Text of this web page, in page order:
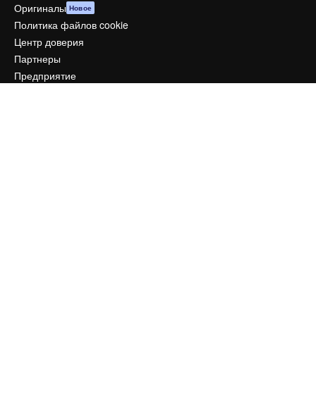
Оригиналы Новое
Политика файлов cookie
Центр доверия
Партнеры
Предприятие